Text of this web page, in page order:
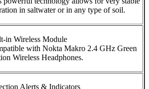
in saltwater or in any type of soil.
in Wireless Module
with Nokta Makro 2.4 GHz Green
Wireless Headphones.
Alerts & Indicators